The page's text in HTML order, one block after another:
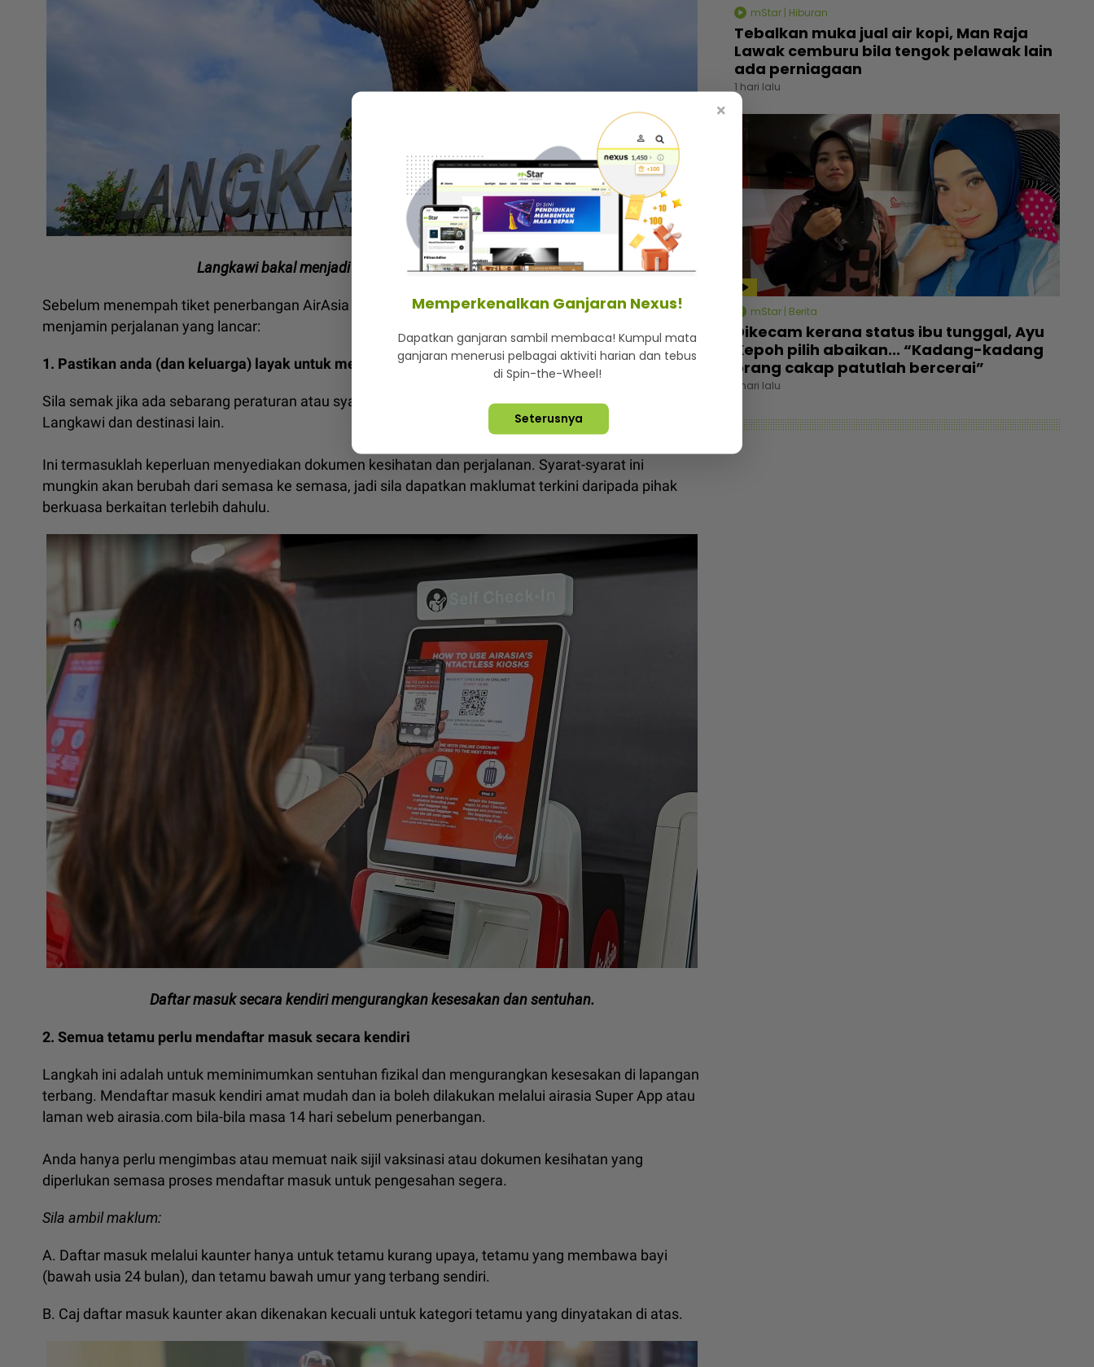
Langkawi bakal menjadi tumpuan pelancong domestik.
Sebelum menempah tiket penerbangan AirAsia anda, sila pastikan perkara-perkara berikut untuk
menjamin perjalanan yang lancar:
1. Pastikan anda (dan keluarga) layak untuk melakukan perjalanan
Sila semak jika ada sebarang peraturan atau syarat-syarat tertentu yang telah ditetapkan untuk ke
Langkawi dan destinasi lain.
Ini termasuklah keperluan menyediakan dokumen kesihatan dan perjalanan. Syarat-syarat ini
mungkin akan berubah dari semasa ke semasa, jadi sila dapatkan maklumat terkini daripada pihak
berkuasa berkaitan terlebih dahulu.
Daftar masuk secara kendiri mengurangkan kesesakan dan sentuhan.
2. Semua tetamu perlu mendaftar masuk secara kendiri
Langkah ini adalah untuk meminimumkan sentuhan fizikal dan mengurangkan kesesakan di lapangan
terbang. Mendaftar masuk kendiri amat mudah dan ia boleh dilakukan melalui airasia Super App atau
laman web airasia.com bila-bila masa 14 hari sebelum penerbangan.
Anda hanya perlu mengimbas atau memuat naik sijil vaksinasi atau dokumen kesihatan yang
diperlukan semasa proses mendaftar masuk untuk pengesahan segera.
Sila ambil maklum:
A. Daftar masuk melalui kaunter hanya untuk tetamu kurang upaya, tetamu yang membawa bayi
(bawah usia 24 bulan), dan tetamu bawah umur yang terbang sendiri.
B. Caj daftar masuk kaunter akan dikenakan kecuali untuk kategori tetamu yang dinyatakan di atas.
mStar | Hiburan
Tebalkan muka jual air kopi, Man Raja
Lawak cemburu bila tengok pelawak lain
ada perniagaan
1 hari lalu
mStar | Berita
Dikecam kerana status ibu tunggal, Ayu
Kepoh pilih abaikan... “Kadang-kadang
orang cakap patutlah bercerai”
1 hari lalu
×
Memperkenalkan Ganjaran Nexus!
Dapatkan ganjaran sambil membaca! Kumpul mata
ganjaran menerusi pelbagai aktiviti harian dan tebus
di Spin-the-Wheel!
Seterusnya